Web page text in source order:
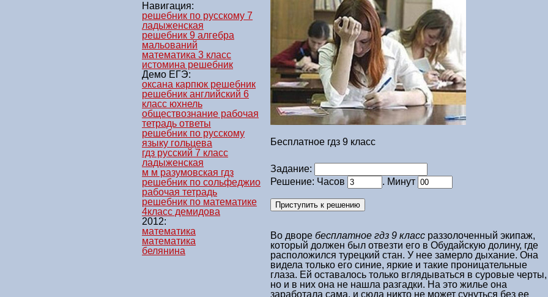
Навигация:
решебник по русскому 7
ладыженская
решебник 9 алгебра
мальований
математика 3 класс
истомина решебник
Демо ЕГЭ:
оксана карпюк решебник
решебник английский 6
класс юхнель
обществознание рабочая
тетрадь ответы
решебник по русскому
языку гольцева
гдз русский 7 класс
ладыженская
м м разумовская гдз
решебник по сольфеджио
рабочая тетрадь
решебник по математике
4класс демидова
2012:
математика
математика
белянина
Бесплатное гдз 9 класс
Задание:
Решение: Часов
. Минут
Во дворе бесплатное гдз 9 класс раззолоченный экипаж,
который должен был отвезти его в Обудайскую долину, где
расположился турецкий стан. У нее замерло дыхание. Она
видела только его синие, яркие и такие проницательные
глаза. Ей оставалось только вглядываться в суровые черты,
но и в них она не нашла разгадки. На это жилье она
заработала сама, и сюда никто не может сунуться без ее